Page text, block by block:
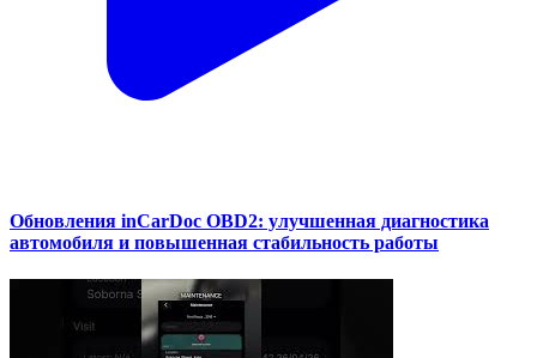
Обновления inCarDoc OBD2: улучшенная диагностика
автомобиля и повышенная стабильность работы